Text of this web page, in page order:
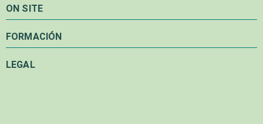
ON SITE
FORMACIÓN
LEGAL